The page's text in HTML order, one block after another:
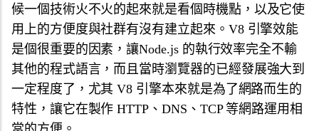
候一個技術火不火的起來就是看個時機點，以及它使
用上的方便度與社群有沒有建立起來。V8 引擎效能
是個很重要的因素，讓Node.js 的執行效率完全不輸
其他的程式語言，而且當時瀏覽器的已經發展強大到
一定程度了，尤其 V8 引擎本來就是為了網路而生的
特性，讓它在製作 HTTP、DNS、TCP 等網路運用相